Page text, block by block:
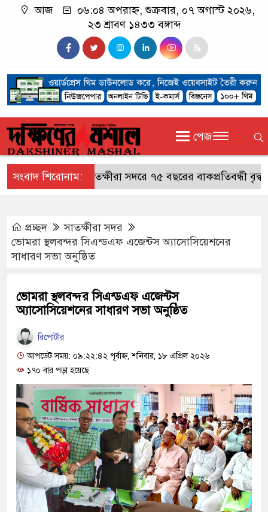
আজ
০৬:০৪ অপরাহ্ন, শুক্রবার, ০৭ অগাস্ট ২০২৬,
২৩ শ্রাবণ ১৪৩৩ বঙ্গাব্দ
পেজ
সংবাদ শিরোনাম:সাতক্ষীরা সদরে ৭৫ বছরের বাকপ্রতিবন্ধী বৃদ্ধ
প্রচ্ছদ
সাতক্ষীরা সদর
ভোমরা স্থলবন্দর সিএন্ডএফ এজেন্টস অ্যাসোসিয়েশনের
সাধারণ সভা অনুষ্ঠিত
ভোমরা স্থলবন্দর সিএন্ডএফ এজেন্টস
অ্যাসোসিয়েশনের সাধারণ সভা অনুষ্ঠিত
রিপোর্টার
আপডেট সময়: ০৯:২২:৪২ পূর্বাহ্ন, শনিবার, ১৮ এপ্রিল ২০২৬
১৭০ বার পড়া হয়েছে